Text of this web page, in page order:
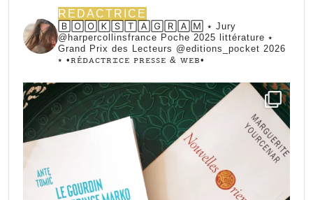
REDACTRICE
🄱🄾🄾🄺🅂🅃🄰🄶🅁🄰🄼 ⭑ Jury
@harpercollinsfrance Poche 2025 littérature ⭑
Grand Prix des Lecteurs @editions_pocket 2026
⭑ •ꭱꭼ́ꭰꭺꮯꭲꭱꮖꮯꭼ ꮲꭱꭼꮪꮪꭼ & ꮃꭼᏼ•